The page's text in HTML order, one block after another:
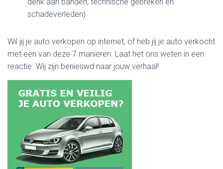
schadeverleden)
Wil jij je auto verkopen op internet, of heb jij je auto verkocht
met een van deze 7 manieren. Laat het ons weten in een
reactie. Wij zijn benieuwd naar jouw verhaal!